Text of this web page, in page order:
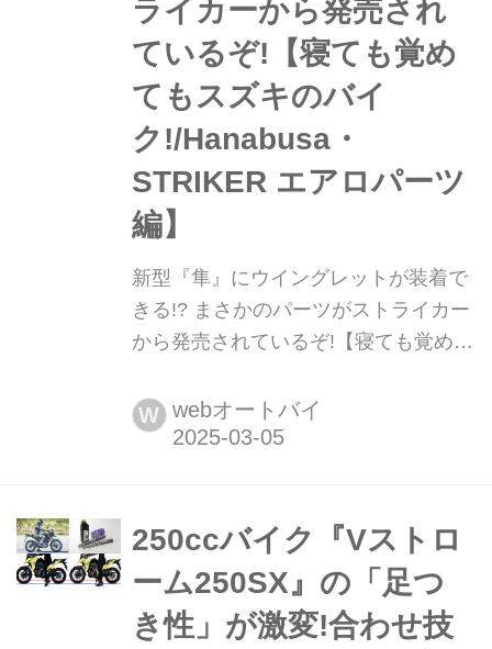
ライカーから発売され
ているぞ!【寝ても覚め
てもスズキのバイ
ク!/Hanabusa・
STRIKER エアロパーツ
編】
新型『隼』にウイングレットが装着で
きる!? まさかのパーツがストライカー
から発売されているぞ!【寝ても覚めて
STRIKER エアロパーツ 編】 スズキの
アルティメットスポーツ「隼」に取り
売されています。隼にウイングレット
W webオートバイ
250ccバイク『Vストロ
ーム250SX』の「足つ
き性」が激変!合わせ技